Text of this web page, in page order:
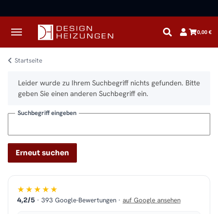
0,00 €
Startseite
x
Leider wurde zu Ihrem Suchbegriff nichts gefunden. Bitte
geben Sie einen anderen Suchbegriff ein.
Suchbegriff eingeben
Erneut suchen
★★★★★
4,2/5 · 393 Google-Bewertungen · auf Google ansehen